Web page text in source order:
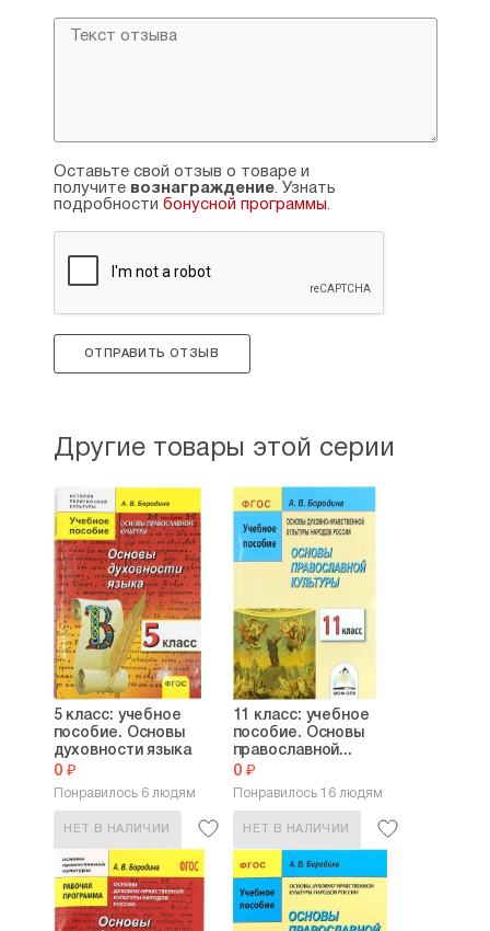
русской культуры.
Оставьте свой отзыв о товаре и
получите вознаграждение. Узнать
подробности бонусной программы.
ОТПРАВИТЬ ОТЗЫВ
Другие товары этой серии
5 класс: учебное
пособие. Основы
духовности языка
0 ₽
Понравилось 6 людям
НЕТ В НАЛИЧИИ
11 класс: учебное
пособие. Основы
православной...
0 ₽
Понравилось 16 людям
НЕТ В НАЛИЧИИ